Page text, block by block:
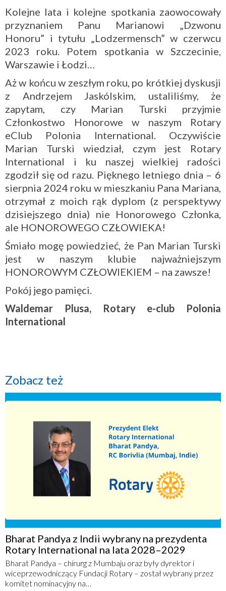
Kolejne lata i kolejne spotkania zaowocowały
przyznaniem Panu Marianowi „Dzwonu
Honoru” i tytułu „Lodzermensch” w czerwcu
2023 roku. Potem spotkania w Szczecinie,
Warszawie i Łodzi…
Aż w końcu w zeszłym roku, po krótkiej dyskusji
z Andrzejem Jaskólskim, ustaliliśmy, że
zapytam, czy Marian Turski przyjmie
Członkostwo Honorowe w naszym Rotary
eClub Polonia International. Oczywiście
Marian Turski wiedział, czym jest Rotary
International i ku naszej wielkiej radości
zgodził się od razu. Pięknego letniego dnia – 6
sierpnia 2024 roku w mieszkaniu Pana Mariana,
otrzymał z moich rąk dyplom (z perspektywy
dzisiejszego dnia) nie Honorowego Członka,
ale HONOROWEGO CZŁOWIEKA!
Śmiało mogę powiedzieć, że Pan Marian Turski
jest w naszym klubie najważniejszym
HONOROWYM CZŁOWIEKIEM – na zawsze!
Pokój jego pamięci.
Waldemar Plusa, Rotary e-club Polonia
International
Zobacz też
Bharat Pandya z Indii wybrany na prezydenta
Rotary International na lata 2028–2029
Bharat Pandya – chirurg z Mumbaju oraz były dyrektor i
wiceprzewodniczący Fundacji Rotary – został wybrany przez
komitet nominacyjny na…